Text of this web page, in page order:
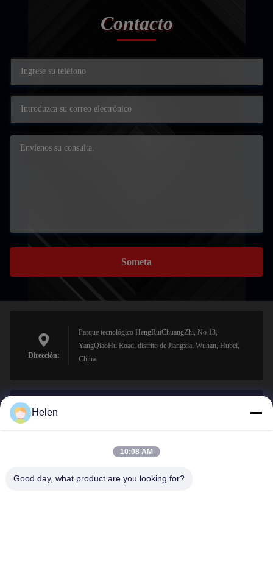
Contacto
Someta
Dirección:
Parque tecnológico HengRuiChuangZhi, No 13,
YangQiaoHu Road, distrito de Jiangxia, Wuhan, Hubei,
China.
El correo
Helen
10:08 AM
Good day, what product are you looking for?